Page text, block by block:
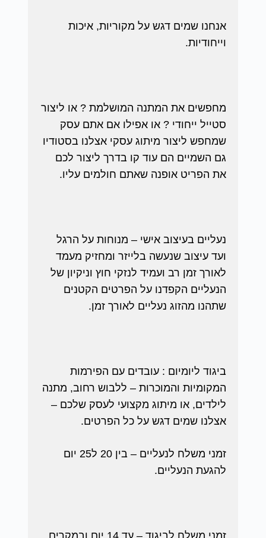
אנחנו שמים דגש על מקוריות, איכות
וייחודיות.
מחפשים את המתנה המושלמת ? או ליצור
סטייל ייחודי ? או אפילו אם אתם עסק
שמחפש ליצור מיתוג עסקי אצלנו בסטודיו
גם השמיים הם עוד קו בדרך ליצור לכם
את הפריט אופנה שאתם חולמים עליו.
נעליים בעיצוב אישי – מנוחות על הרגל
ועד עיצוב שנעשה בלייזר ומחזיק מעמד
לאורך זמן רב ועמיד לנזקי חוץ וניקיון של
הנעליים הקפדנו על הפרטים הקטנים
שתהנו מהזוג נעליים לאורך זמן.
ביגוד ליומיום : עובדים עם הפירמות
המקומיות והמוכרות – ללבוש רחוב, מתנה
לילדים, או מיתוג מקצועי לעסק שלכם –
אצלנו שמים דגש על כל הפרטים.
זמני משלח לנעליים – בין 20 ל25 יום
להגעת הנעליים.
זמני משלח לביגוד – עד 14 יום ובמקרים